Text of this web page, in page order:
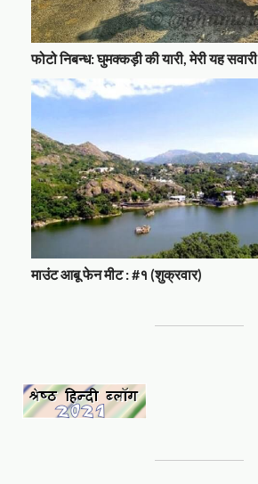
फोटो निबन्ध: घुमक्कड़ी की यारी, मेरी यह सवारी
माउंट आबू फेन मीट : #१ (शुक्रवार)